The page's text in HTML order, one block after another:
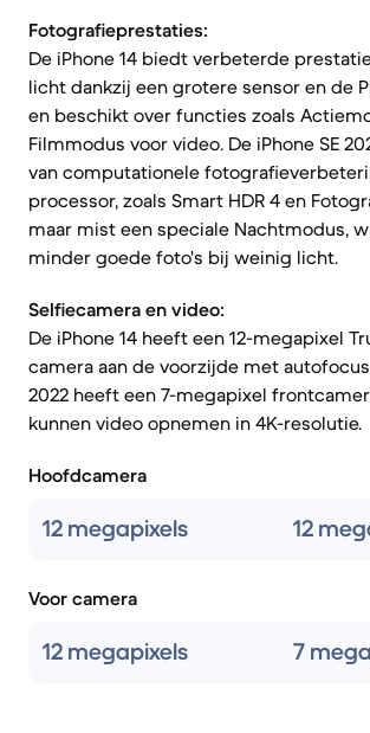
Fotografieprestaties:
De iPhone 14 biedt verbeterde
licht dankzij een grotere sensor en de
en beschikt over functies zoals
Filmmodus voor video. De iPhone SE
van computationele
processor, zoals Smart HDR 4 en
maar mist een speciale Nachtmodus,
minder goede foto's bij weinig licht.
Selfiecamera en video:
De iPhone 14 heeft een 12-megapixel
camera aan de voorzijde met
2022 heeft een 7-megapixel
kunnen video opnemen in 4K-resolutie.
Hoofdcamera
12 megapixels 12
Voor camera
12 megapixels 7